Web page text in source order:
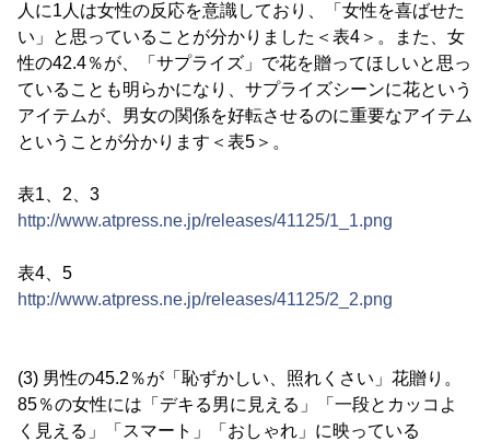
人に1人は女性の反応を意識しており、「女性を喜ばせた
い」と思っていることが分かりました＜表4＞。また、女
性の42.4％が、「サプライズ」で花を贈ってほしいと思っ
ていることも明らかになり、サプライズシーンに花という
アイテムが、男女の関係を好転させるのに重要なアイテム
ということが分かります＜表5＞。
表1、2、3
http://www.atpress.ne.jp/releases/41125/1_1.png
表4、5
http://www.atpress.ne.jp/releases/41125/2_2.png
(3) 男性の45.2％が「恥ずかしい、照れくさい」花贈り。
85％の女性には「デキる男に見える」「一段とカッコよ
く見える」「スマート」「おしゃれ」に映っている